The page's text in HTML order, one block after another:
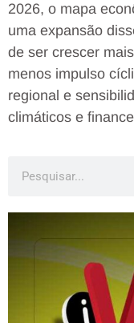
2026, o mapa
uma expansão
de ser crescer
menos impulso
regional e
climáticos e